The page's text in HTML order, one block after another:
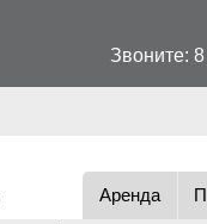
Звоните:
Аренда